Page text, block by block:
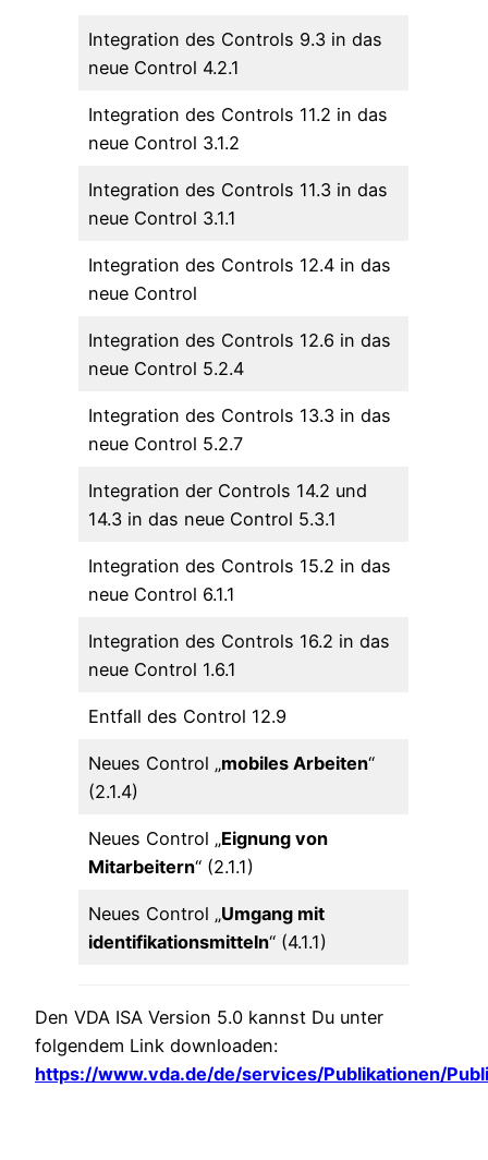
Integration des Controls 9.3 in das
neue Control 4.2.1
Integration des Controls 11.2 in das
neue Control 3.1.2
Integration des Controls 11.3 in das
neue Control 3.1.1
Integration des Controls 12.4 in das
neue Control
Integration des Controls 12.6 in das
neue Control 5.2.4
Integration des Controls 13.3 in das
neue Control 5.2.7
Integration der Controls 14.2 und
14.3 in das neue Control 5.3.1
Integration des Controls 15.2 in das
neue Control 6.1.1
Integration des Controls 16.2 in das
neue Control 1.6.1
Entfall des Control 12.9
Neues Control „mobiles Arbeiten“
(2.1.4)
Neues Control „Eignung von
Mitarbeitern“ (2.1.1)
Neues Control „Umgang mit
identifikationsmitteln“ (4.1.1)
Den VDA ISA Version 5.0 kannst Du unter
folgendem Link downloaden:
https://www.vda.de/de/services/Publikationen/